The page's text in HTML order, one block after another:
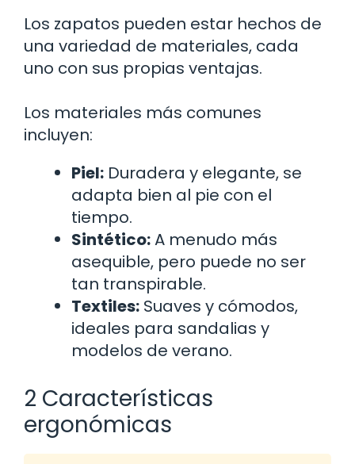
Los zapatos pueden estar hechos de
una variedad de materiales, cada
uno con sus propias ventajas.
Los materiales más comunes
incluyen:
Piel: Duradera y elegante, se
adapta bien al pie con el
tiempo.
Sintético:A menudo más
asequible, pero puede no ser
tan transpirable.
Textiles: Suaves y cómodos,
ideales para sandalias y
modelos de verano.
2 Características
ergonómicas